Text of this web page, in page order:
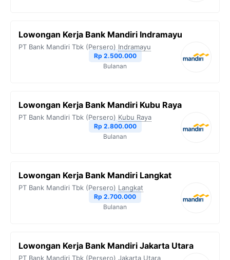
Lowongan Kerja Bank Mandiri Indramayu
PT Bank Mandiri Tbk (Persero) Indramayu
Rp 2.500.000
Bulanan
Lowongan Kerja Bank Mandiri Kubu Raya
PT Bank Mandiri Tbk (Persero) Kubu Raya
Rp 2.800.000
Bulanan
Lowongan Kerja Bank Mandiri Langkat
PT Bank Mandiri Tbk (Persero) Langkat
Rp 2.700.000
Bulanan
Lowongan Kerja Bank Mandiri Jakarta Utara
PT Bank Mandiri Tbk (Persero) Jakarta Utara